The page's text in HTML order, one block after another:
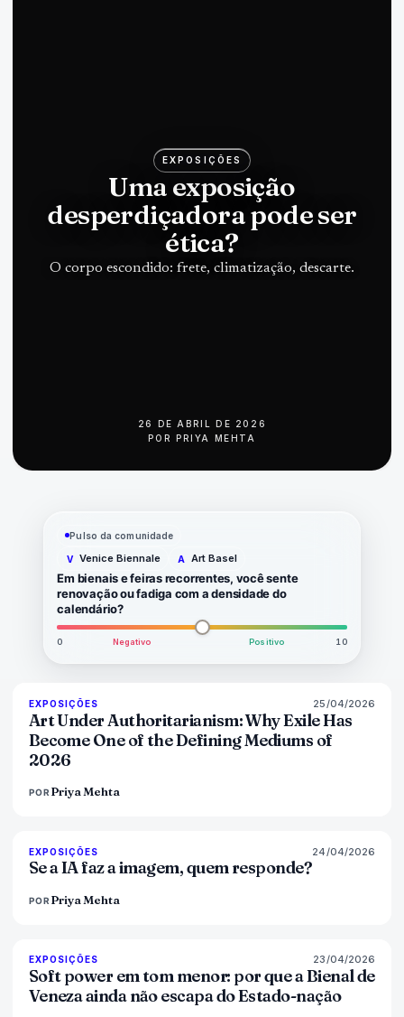
EXPOSIÇÕES
Uma exposição
desperdiçadora pode ser
ética?
O corpo escondido: frete, climatização, descarte.
26 DE ABRIL DE 2026
POR PRIYA MEHTA
Pulso da comunidade
V Venice Biennale A Art Basel
Em bienais e feiras recorrentes, você sente
renovação ou fadiga com a densidade do
calendário?
0 Negativo Positivo 10
77% 64
EXPOSIÇÕES 25/04/2026
Art Under Authoritarianism: Why Exile Has
Become One of the Defining Mediums of
2026
POR Priya Mehta
76% 69
EXPOSIÇÕES 24/04/2026
Se a IA faz a imagem, quem responde?
POR Priya Mehta
78% 88
EXPOSIÇÕES 23/04/2026
Soft power em tom menor: por que a Bienal de
Veneza ainda não escapa do Estado-nação